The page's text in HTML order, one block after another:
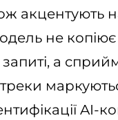
акцентують
не
а
треки
AI-